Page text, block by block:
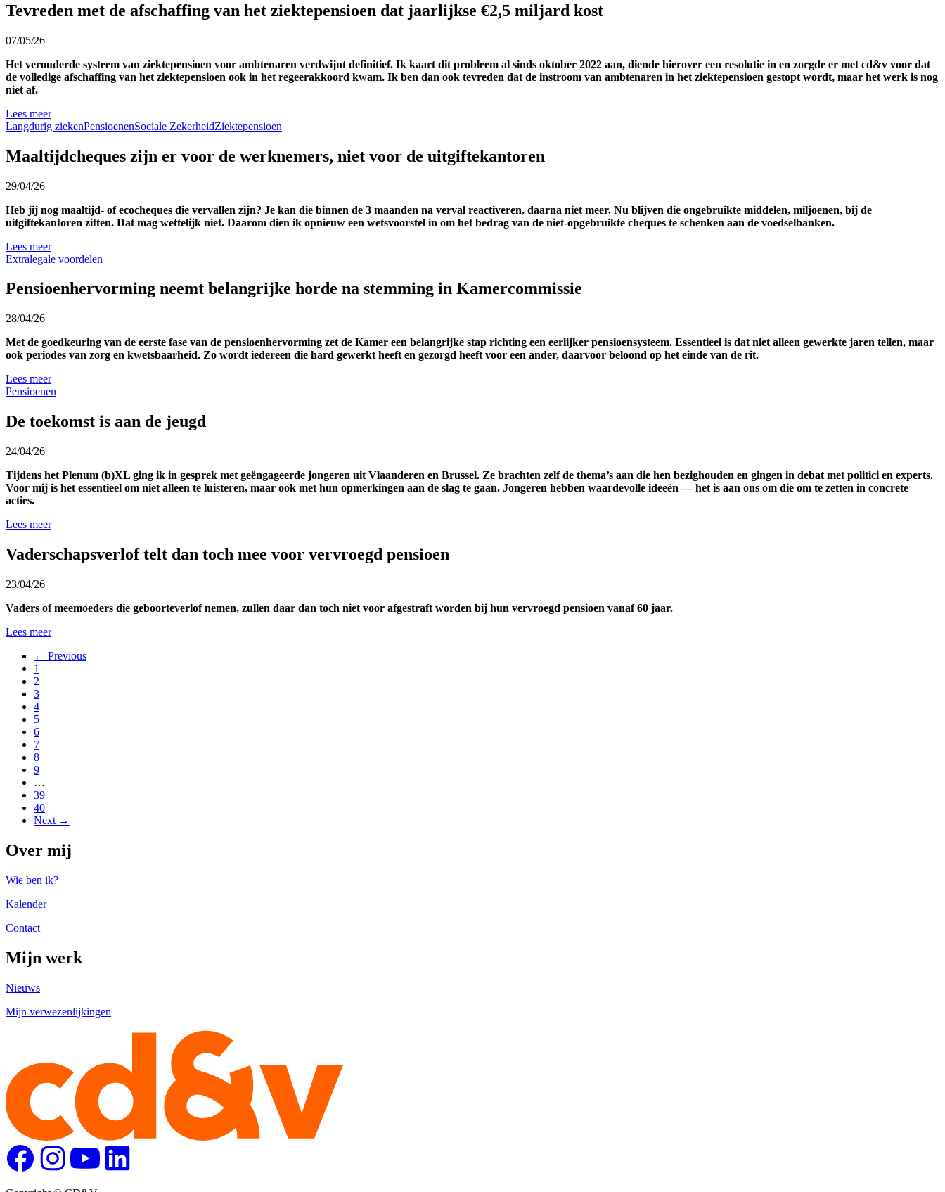
Tevreden met de afschaffing van het ziektepensioen dat jaarlijkse €2,5 miljard kost
07/05/26
Het verouderde systeem van ziektepensioen voor ambtenaren verdwijnt definitief. Ik kaart dit probleem al sinds oktober 2022 aan, diende hierover een resolutie in en zorgde er met cd&v voor dat
de volledige afschaffing van het ziektepensioen ook in het regeerakkoord kwam. Ik ben dan ook tevreden dat de instroom van ambtenaren in het ziektepensioen gestopt wordt, maar het werk is nog
niet af.
Lees meer
Langdurig ziekenPensioenenSociale ZekerheidZiektepensioen
Maaltijdcheques zijn er voor de werknemers, niet voor de uitgiftekantoren
29/04/26
Heb jij nog maaltijd- of ecocheques die vervallen zijn? Je kan die binnen de 3 maanden na verval reactiveren, daarna niet meer. Nu blijven die ongebruikte middelen, miljoenen, bij de
uitgiftekantoren zitten. Dat mag wettelijk niet. Daarom dien ik opnieuw een wetsvoorstel in om het bedrag van de niet-opgebruikte cheques te schenken aan de voedselbanken.
Lees meer
Extralegale voordelen
Pensioenhervorming neemt belangrijke horde na stemming in Kamercommissie
28/04/26
Met de goedkeuring van de eerste fase van de pensioenhervorming zet de Kamer een belangrijke stap richting een eerlijker pensioensysteem. Essentieel is dat niet alleen gewerkte jaren tellen, maar
ook periodes van zorg en kwetsbaarheid. Zo wordt iedereen die hard gewerkt heeft en gezorgd heeft voor een ander, daarvoor beloond op het einde van de rit.
Lees meer
Pensioenen
De toekomst is aan de jeugd
24/04/26
Tijdens het Plenum (b)XL ging ik in gesprek met geëngageerde jongeren uit Vlaanderen en Brussel. Ze brachten zelf de thema’s aan die hen bezighouden en gingen in debat met politici en experts.
Voor mij is het essentieel om niet alleen te luisteren, maar ook met hun opmerkingen aan de slag te gaan. Jongeren hebben waardevolle ideeën — het is aan ons om die om te zetten in concrete
acties.
Lees meer
Vaderschapsverlof telt dan toch mee voor vervroegd pensioen
23/04/26
Vaders of meemoeders die geboorteverlof nemen, zullen daar dan toch niet voor afgestraft worden bij hun vervroegd pensioen vanaf 60 jaar.
Lees meer
← Previous
1
2
3
4
5
6
7
8
9
…
39
40
Next →
Over mij
Wie ben ik?
Kalender
Contact
Mijn werk
Nieuws
Mijn verwezenlijkingen